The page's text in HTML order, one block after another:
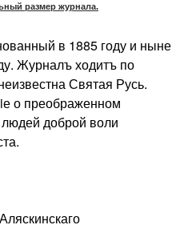
размер журнала.
в 1885 году и ныне
Журналъ ходитъ по
Святая Русь.
о преображенном
доброй воли